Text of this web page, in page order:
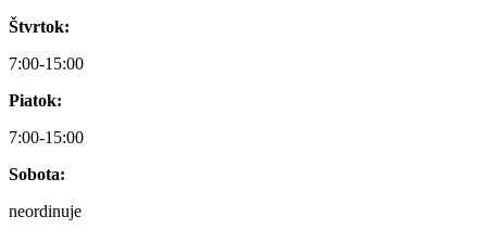
Štvrtok:
7:00-15:00
Piatok:
7:00-15:00
Sobota:
neordinuje